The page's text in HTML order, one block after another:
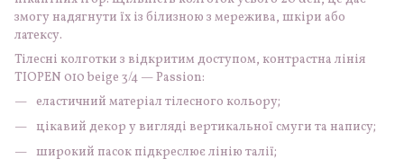
змогу надягнути їх із білизною з мережива, шкіри або
латексу.
Тілесні колготки з відкритим доступом, контрастна лінія
TIOPEN 010 beige 3/4 — Passion:
еластичний матеріал тілесного кольору;
цікавий декор у вигляді вертикальної смуги та напису;
широкий пасок підкреслює лінію талії;